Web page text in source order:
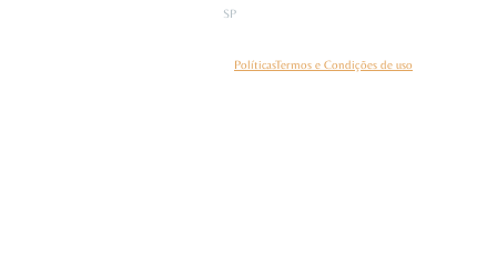
SP
PolíticasTermos e Condições de uso